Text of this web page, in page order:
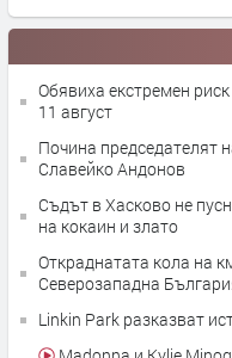
Обявиха екстремен
11 август
Почина председателят
Славейко Андонов
Съдът в Хасково не
на кокаин и злато
Откраднатата кола на
Северозападна
Linkin Park разказват